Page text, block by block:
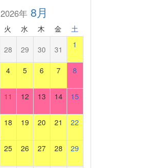
2026年 8月
火 水 木 金 土
28 29 30 31 1
4 5 6 7 8
11 12 13 14 15
18 19 20 21 22
25 26 27 28 29